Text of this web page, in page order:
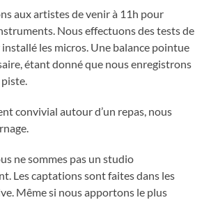
aux artistes de venir à 11h pour
Nous effectuons des tests de
les micros. Une balance pointue
étant donné que nous enregistrons
convivial autour d’un repas, nous
ne sommes pas un studio
Les captations sont faites dans les
Même si nous apportons le plus